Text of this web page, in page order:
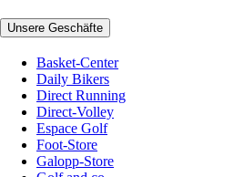
Unsere Geschäfte
Basket-Center
Daily Bikers
Direct Running
Direct-Volley
Espace Golf
Foot-Store
Galopp-Store